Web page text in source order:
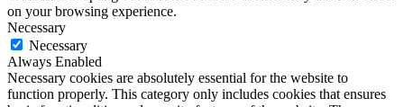
on your browsing experience.
Necessary
Necessary
Always Enabled
Necessary cookies are absolutely essential for the website to
function properly. This category only includes cookies that ensures